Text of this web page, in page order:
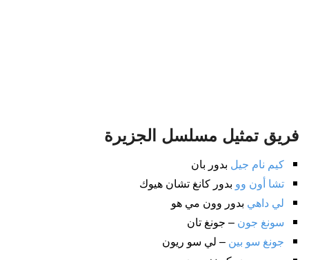
فريق تمثيل مسلسل الجزيرة
كيم نام جيل بدور بان
تشا أون وو بدور كانغ تشان هيوك
لي داهي بدور وون مي هو
سونغ جون – جونغ تان
جونغ سو بين – لي سو ريون